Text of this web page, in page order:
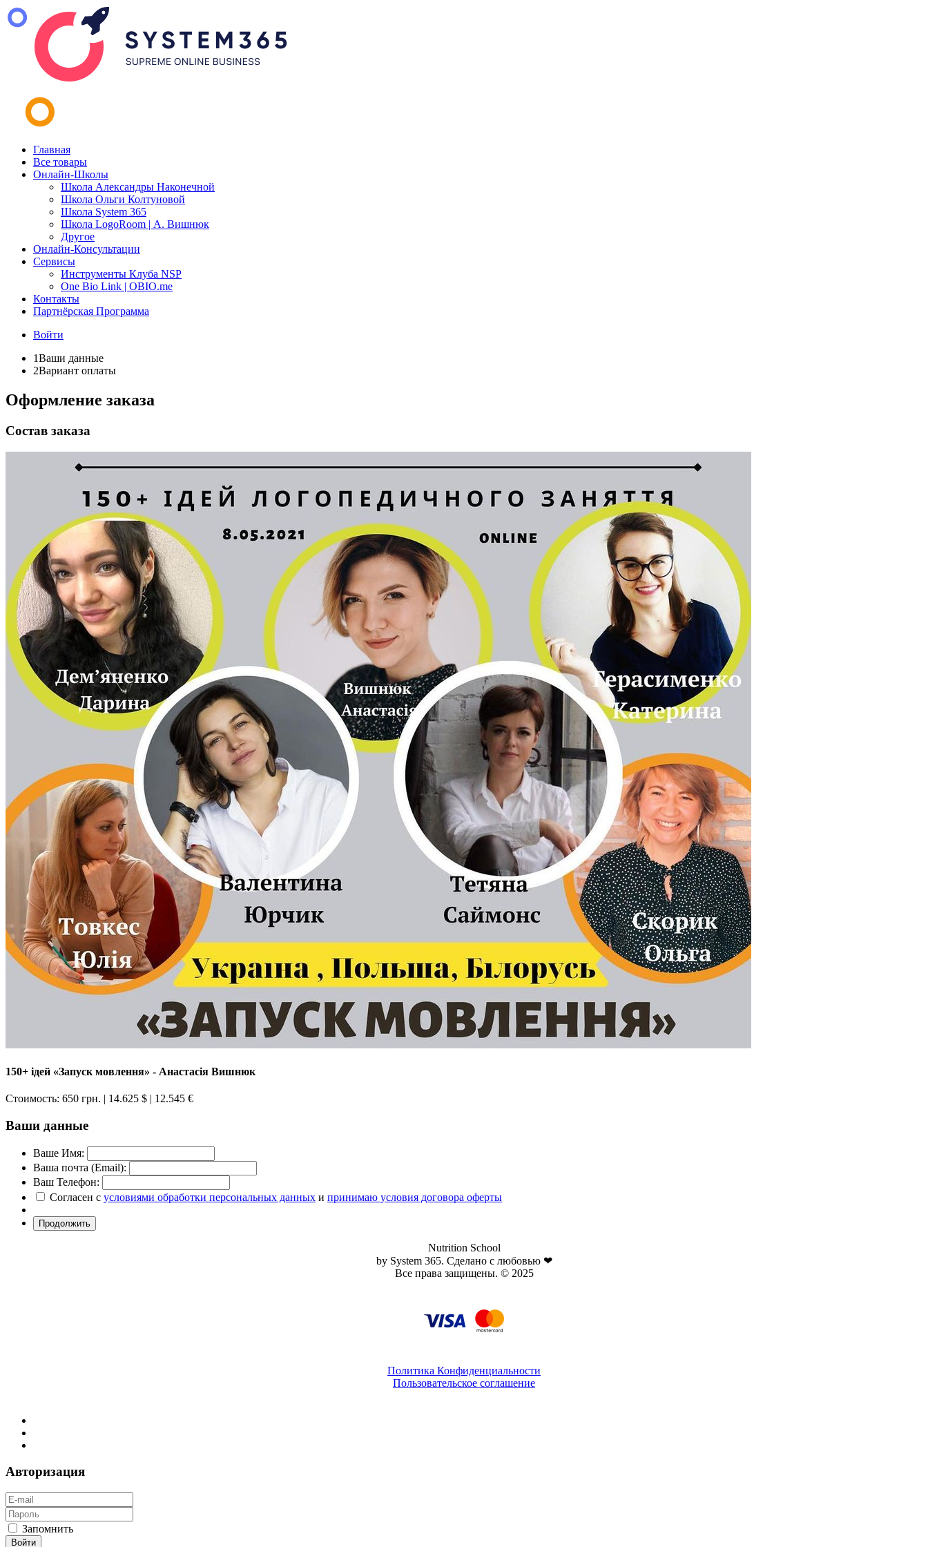
Главная
Все товары
Онлайн-Школы
Школа Александры Наконечной
Школа Ольги Колтуновой
Школа System 365
Школа LogoRoom | А. Вишнюк
Другое
Онлайн-Консультации
Сервисы
Инструменты Клуба NSP
One Bio Link | OBIO.me
Контакты
Партнёрская Программа
Войти
1Ваши данные
2Вариант оплаты
Оформление заказа
Состав заказа
150+ ідей «Запуск мовлення» - Анастасія Вишнюк
Стоимость: 650 грн. | 14.625 $ | 12.545 €
Ваши данные
Ваше Имя:
Ваша почта (Email):
Ваш Телефон:
Согласен с условиями обработки персональных данных и принимаю условия договора оферты
Nutrition School
by System 365. Сделано с любовью ❤
Все права защищены. © 2025
Политика Конфиденциальности
Пользовательское соглашение
Авторизация
Запомнить